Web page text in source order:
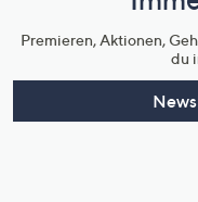
Premieren, Aktionen,
du